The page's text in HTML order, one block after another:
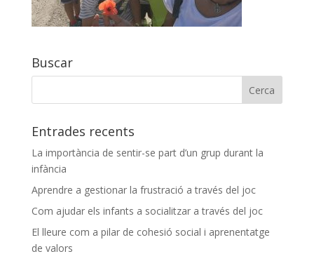
Buscar
Entrades recents
La importància de sentir-se part d’un grup durant la
infància
Aprendre a gestionar la frustració a través del joc
Com ajudar els infants a socialitzar a través del joc
El lleure com a pilar de cohesió social i aprenentatge
de valors